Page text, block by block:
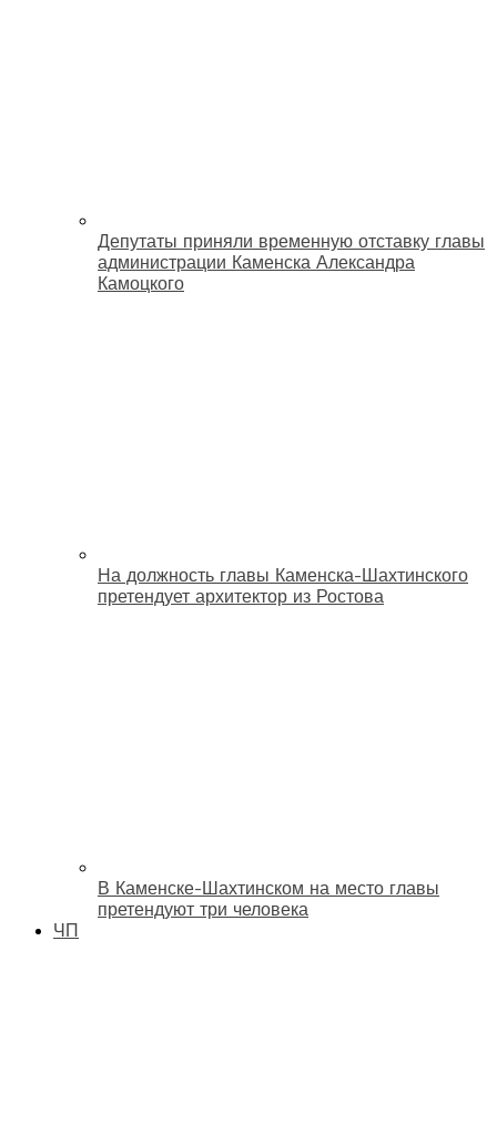
Депутаты приняли временную отставку главы
администрации Каменска Александра
Камоцкого
На должность главы Каменска-Шахтинского
претендует архитектор из Ростова
В Каменске-Шахтинском на место главы
претендуют три человека
ЧП